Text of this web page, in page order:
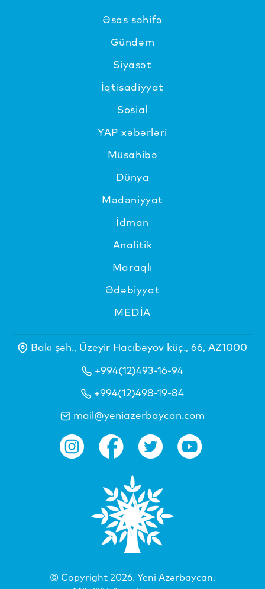
Əsas səhifə
Gündəm
Siyasət
İqtisadiyyat
Sosial
YAP xəbərləri
Müsahibə
Dünya
Mədəniyyat
İdman
Analitik
Maraqlı
Ədəbiyyat
MEDİA
Bakı şəh., Üzeyir Hacıbəyov küç., 66, AZ1000
+994(12)493-16-94
+994(12)498-19-84
mail@yeniazerbaycan.com
© Copyright 2026. Yeni Azərbaycan.